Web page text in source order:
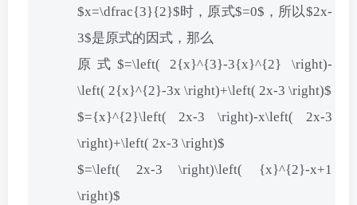
$x=\dfrac{3}{2}$时，原式$=0$，所以$2x-
3$是原式的因式，那么
原式$=\left( 2{x}^{3}-3{x}^{2} \right)-
\left( 2{x}^{2}-3x \right)+\left( 2x-3 \right)$
$={x}^{2}\left( 2x-3 \right)-x\left( 2x-3
\right)+\left( 2x-3 \right)$
$=\left( 2x-3 \right)\left( {x}^{2}-x+1
\right)$